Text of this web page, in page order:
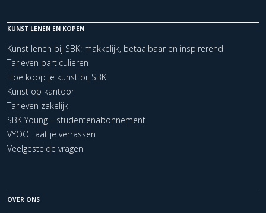
KUNST LENEN EN KOPEN
Kunst lenen bij SBK: makkelijk, betaalbaar en inspirerend
Tarieven particulieren
Hoe koop je kunst bij SBK
Kunst op kantoor
Tarieven zakelijk
SBK Young – studentenabonnement
VYOO: laat je verrassen
Veelgestelde vragen
OVER ONS